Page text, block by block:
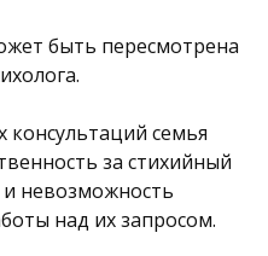
быть пересмотрена
консультаций семья
за стихийный
и невозможность
над их запросом.